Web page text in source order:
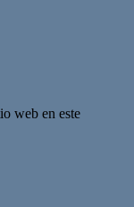
web en este